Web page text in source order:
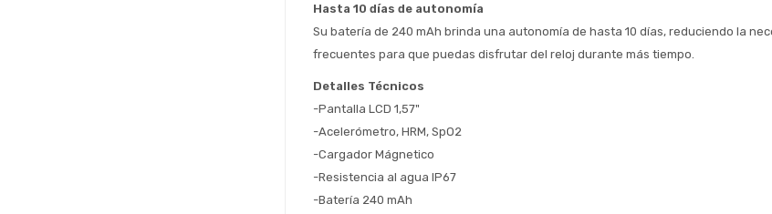
Hasta 10 días de autonomía
Su batería de 240 mAh brinda una autonomía de hasta 10 días, reduciendo la
frecuentes para que puedas disfrutar del reloj durante más tiempo.
Detalles Técnicos
-Pantalla LCD 1,57"
-Acelerómetro, HRM, SpO2
-Cargador Mágnetico
-Resistencia al agua IP67
-Batería 240 mAh
que prefieras!
Parece que no tenes oferta, lamentamos
el inconveniente, por cualquier duda
¡Algo salió mal!
Por favor intenta nuevamente mas tarde.